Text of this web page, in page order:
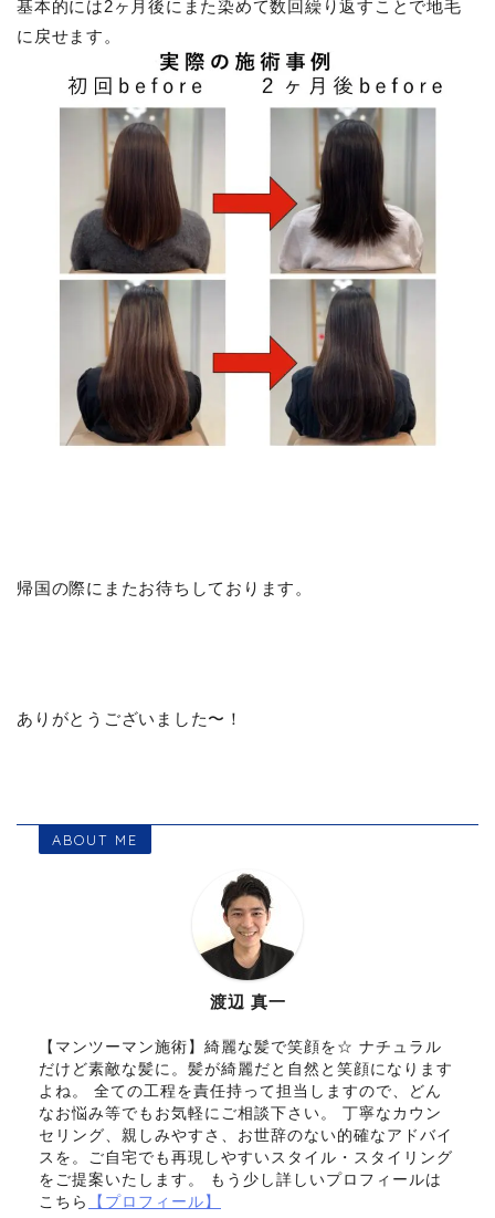
基本的には2ヶ月後にまた染めて数回繰り返すことで地毛
に戻せます。
帰国の際にまたお待ちしております。
ありがとうございました〜！
ABOUT ME
渡辺 真一
【マンツーマン施術】綺麗な髪で笑顔を☆ ナチュラル
だけど素敵な髪に。髪が綺麗だと自然と笑顔になります
よね。 全ての工程を責任持って担当しますので、どん
なお悩み等でもお気軽にご相談下さい。 丁寧なカウン
セリング、親しみやすさ、お世辞のない的確なアドバイ
スを。ご自宅でも再現しやすいスタイル・スタイリング
をご提案いたします。 もう少し詳しいプロフィールは
こちら
【プロフィール】